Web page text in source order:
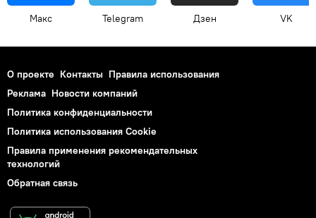
Макс Telegram Дзен VK
О проекте Контакты Правила использования
Реклама Новости компаний
Политика конфиденциальности
Политика использования Cookie
Правила применения рекомендательных
технологий
Обратная связь